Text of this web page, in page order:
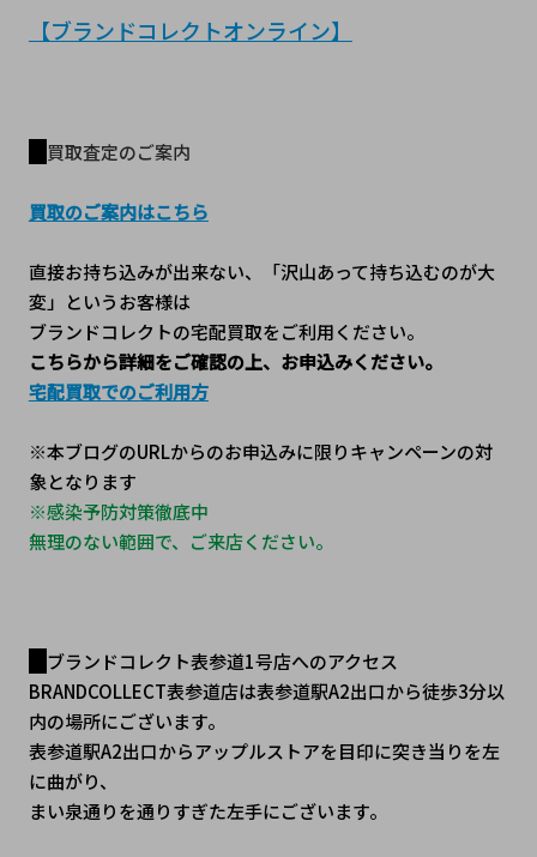
【ブランドコレクトオンライン】
買取査定のご案内
買取のご案内はこちら
直接お持ち込みが出来ない、「沢山あって持ち込むのが大
変」というお客様は
ブランドコレクトの宅配買取をご利用ください。
こちらから詳細をご確認の上、お申込みください。
宅配買取でのご利用方
※本ブログのURLからのお申込みに限りキャンペーンの対
象となります
※感染予防対策徹底中
無理のない範囲で、ご来店ください。
ブランドコレクト表参道1号店へのアクセス
BRANDCOLLECT表参道店は表参道駅A2出口から徒歩3分以
内の場所にございます。
表参道駅A2出口からアップルストアを目印に突き当りを左
に曲がり、
まい泉通りを通りすぎた左手にございます。